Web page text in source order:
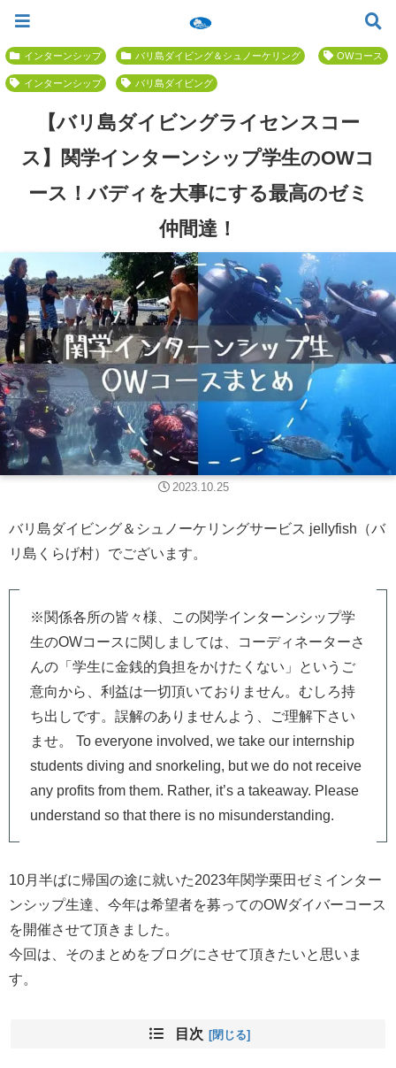
バリ島でいちばん優しい初心者専門 ≫
インターンシップ バリ島ダイビング＆シュノーケリング OWコース
インターンシップ バリ島ダイビング
【バリ島ダイビングライセンスコー
ス】関学インターンシップ学生のOWコ
ース！バディを大事にする最高のゼミ
仲間達！
2023.10.25
バリ島ダイビング＆シュノーケリングサービス jellyfish（バ
リ島くらげ村）でございます。
※関係各所の皆々様、この関学インターンシップ学
生のOWコースに関しましては、コーディネーターさ
んの「学生に金銭的負担をかけたくない」というご
意向から、利益は一切頂いておりません。むしろ持
ち出しです。誤解のありませんよう、ご理解下さい
ませ。 To everyone involved, we take our internship
students diving and snorkeling, but we do not receive
any profits from them. Rather, it’s a takeaway. Please
understand so that there is no misunderstanding.
10月半ばに帰国の途に就いた2023年関学栗田ゼミインター
ンシップ生達、今年は希望者を募ってのOWダイバーコース
を開催させて頂きました。
今回は、そのまとめをブログにさせて頂きたいと思いま
す。
目次